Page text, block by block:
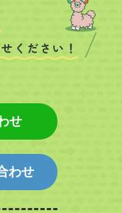
ください！
せ
わせ